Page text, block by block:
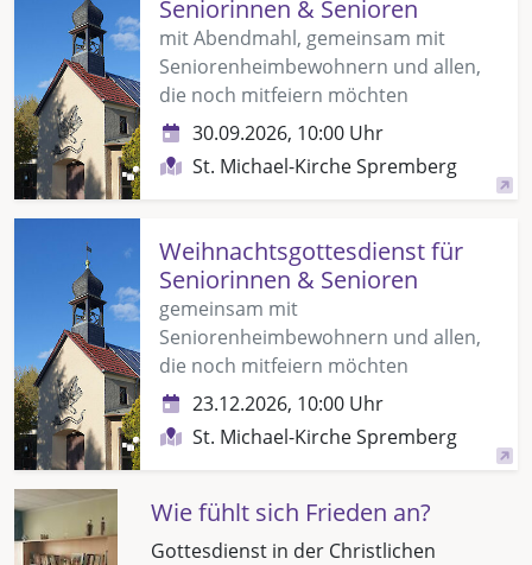
Seniorinnen & Senioren
mit Abendmahl, gemeinsam mit
Seniorenheimbewohnern und allen,
die noch mitfeiern möchten
30.09.2026, 10:00 Uhr
St. Michael-Kirche Spremberg
Weihnachtsgottesdienst für
Seniorinnen & Senioren
gemeinsam mit
Seniorenheimbewohnern und allen,
die noch mitfeiern möchten
23.12.2026, 10:00 Uhr
St. Michael-Kirche Spremberg
Wie fühlt sich Frieden an?
Gottesdienst in der Christlichen